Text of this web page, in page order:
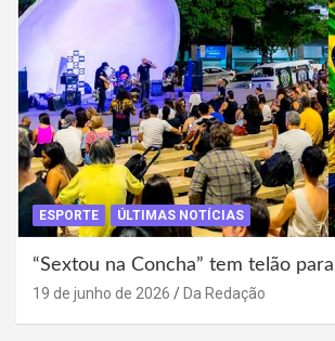
ESPORTE ÚLTIMAS NOTÍCIAS
“Sextou na Concha” tem telão
19 de junho de 2026 Da Redação